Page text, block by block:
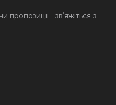
пропозиції - звʼяжіться з